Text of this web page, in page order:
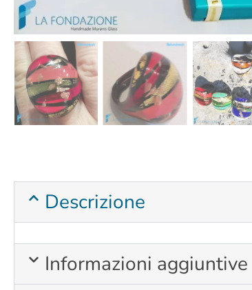
Descrizione
Informazioni aggiuntive